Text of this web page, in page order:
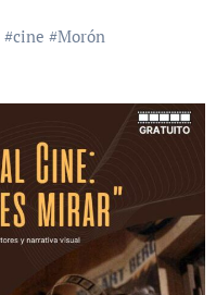
#cine #Morón